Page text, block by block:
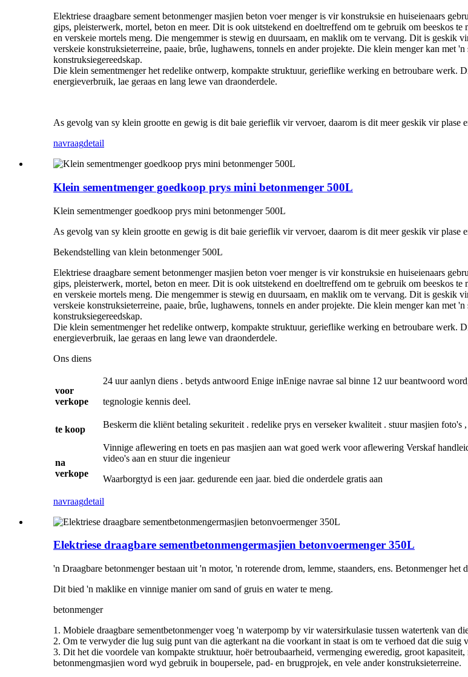
Elektriese draagbare sement betonmenger masjien beton voer menger is vir konstruksie en huiseienaars
gips, pleisterwerk, mortel, beton en meer. Dit is ook uitstekend en doeltreffend om te gebruik om beeskos
en verskeie mortels meng. Die mengemmer is stewig en duursaam, en maklik om te vervang. Dit is geskik
verskeie konstruksieterreine, paaie, brûe, lughawens, tonnels en ander projekte. Die klein menger kan met
konstruksiegereedskap.
Die klein sementmenger het redelike ontwerp, kompakte struktuur, gerieflike werking en betroubare werk.
energieverbruik, lae geraas en lang lewe van draonderdele.
As gevolg van sy klein grootte en gewig is dit baie gerieflik vir vervoer, daarom is dit meer geskik vir plase
navraagdetail
Klein sementmenger goedkoop prys mini betonmenger 500L
Klein sementmenger goedkoop prys mini betonmenger 500L
As gevolg van sy klein grootte en gewig is dit baie gerieflik vir vervoer, daarom is dit meer geskik vir plase
Bekendstelling van klein betonmenger 500L
Elektriese draagbare sement betonmenger masjien beton voer menger is vir konstruksie en huiseienaars
gips, pleisterwerk, mortel, beton en meer. Dit is ook uitstekend en doeltreffend om te gebruik om beeskos
en verskeie mortels meng. Die mengemmer is stewig en duursaam, en maklik om te vervang. Dit is geskik
verskeie konstruksieterreine, paaie, brûe, lughawens, tonnels en ander projekte. Die klein menger kan met
konstruksiegereedskap.
Die klein sementmenger het redelike ontwerp, kompakte struktuur, gerieflike werking en betroubare werk.
energieverbruik, lae geraas en lang lewe van draonderdele.
Ons diens
voor
verkope
24 uur aanlyn diens . betyds antwoord Enige inEnige navrae sal binne 12 uur beantwoord
tegnologie kennis deel.
te koop Beskerm die kliënt betaling sekuriteit . redelike prys en verseker kwaliteit . stuur masjien foto's
na
verkope
Vinnige aflewering en toets en pas masjien aan wat goed werk voor aflewering Verskaf
video's aan en stuur die ingenieur
Waarborgtyd is een jaar. gedurende een jaar. bied die onderdele gratis aan
navraagdetail
Elektriese draagbare sementbetonmengermasjien betonvoermenger 350L
'n Draagbare betonmenger bestaan ​​uit 'n motor, 'n roterende drom, lemme, staanders, ens. Betonmenger
Dit bied 'n maklike en vinnige manier om sand of gruis en water te meng.
betonmenger
1. Mobiele draagbare sementbetonmenger voeg 'n waterpomp by vir watersirkulasie tussen watertenk van
2. Om te verwyder die lug suig punt van die agterkant na die voorkant in staat is om te verhoed dat die
3. Dit het die voordele van kompakte struktuur, hoër betroubaarheid, vermenging eweredig, groot
betonmengmasjien word wyd gebruik in boupersele, pad- en brugprojek, en vele ander konstruksieterreine.